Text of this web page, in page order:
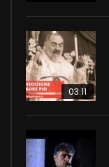
03:11